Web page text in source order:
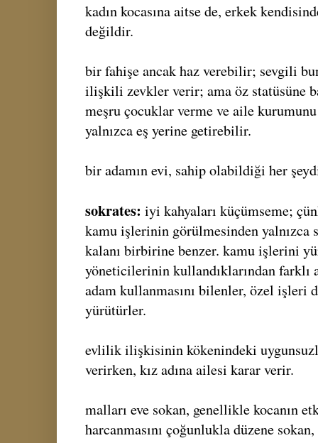
kadın kocasına aitse de, erkek
değildir.
bir fahişe ancak haz verebilir; sevgili
ilişkili zevkler verir; ama öz statüsüne
meşru çocuklar verme ve aile
yalnızca eş yerine getirebilir.
bir adamın evi, sahip olabildiği her
sokrates: iyi kahyaları küçümseme;
kamu işlerinin görülmesinden yalnızca
kalanı birbirine benzer. kamu işlerini
yöneticilerinin kullandıklarından farklı
adam kullanmasını bilenler, özel işleri
yürütürler.
evlilik ilişkisinin kökenindeki
verirken, kız adına ailesi karar verir.
malları eve sokan, genellikle kocanın
harcanmasını çoğunlukla düzene